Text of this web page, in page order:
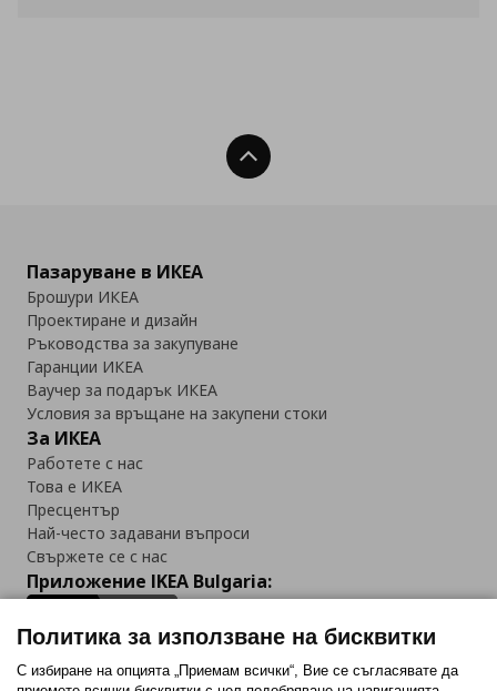
Нагоре
Пазаруване в ИКЕА
Брошури ИКЕА
Проектиране и дизайн
Ръководства за закупуване
Гаранции ИКЕА
Ваучер за подарък ИКЕА
Условия за връщане на закупени стоки
За ИКЕА
Работете с нас
Това е ИКЕА
Пресцентър
Най-често задавани въпроси
Свържете се с нас
Приложение IKEA Bulgaria:
Политика за използване на бисквитки
С избиране на опцията „Приемам всички“, Вие се съгласявате да